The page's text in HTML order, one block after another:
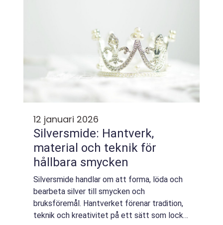
12 januari 2026
Silversmide: Hantverk,
material och teknik för
hållbara smycken
Silversmide handlar om att forma, löda och
bearbeta silver till smycken och
bruksföremål. Hantverket förenar tradition,
teknik och kreativitet på ett sätt som lockar